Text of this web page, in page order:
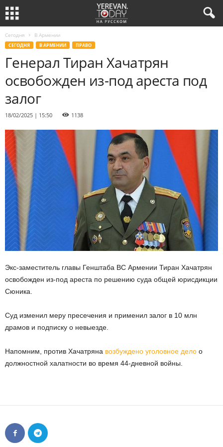
Сегодня В Армении
СЕГОДНЯ В АРМЕНИИ ПРАВО
Генерал Тиран Хачатрян
освобожден из-под ареста под
залог
18/02/2025 | 15:50 1138
Экс-заместитель главы Генштаба ВС Армении Тиран Хачатрян
освобожден из-под ареста по решению суда общей юрисдикции
Сюника.
Суд изменил меру пресечения и применил залог в 10 млн
драмов и подписку о невыезде.
Напомним, против Хачатряна возбуждено уголовное дело о
должностной халатности во время 44-дневной войны.